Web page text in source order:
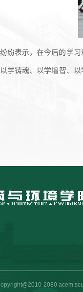
纷表示，在今后的学
学铸魂、以学增智、
2080